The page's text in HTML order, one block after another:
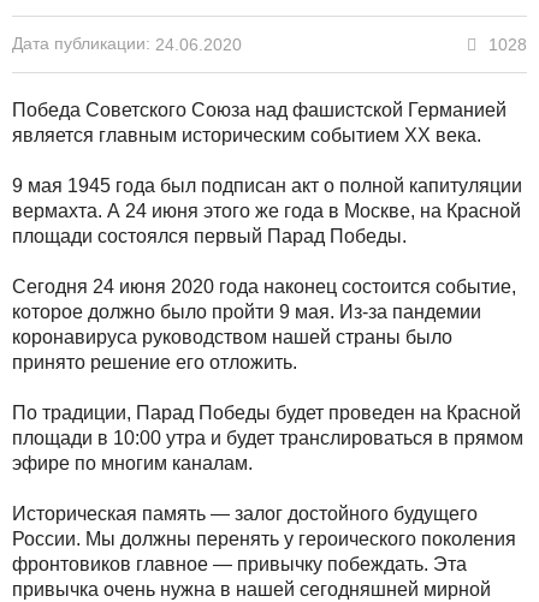
Дата публикации: 24.06.2020 1028
Победа Советского Союза над фашистской Германией
является главным историческим событием XX века.
9 мая 1945 года был подписан акт о полной капитуляции
вермахта. А 24 июня этого же года в Москве, на Красной
площади состоялся первый Парад Победы.
Сегодня 24 июня 2020 года наконец состоится событие,
которое должно было пройти 9 мая. Из-за пандемии
коронавируса руководством нашей страны было
принято решение его отложить.
По традиции, Парад Победы будет проведен на Красной
площади в 10:00 утра и будет транслироваться в прямом
эфире по многим каналам.
Историческая память — залог достойного будущего
России. Мы должны перенять у героического поколения
фронтовиков главное — привычку побеждать. Эта
привычка очень нужна в нашей сегодняшней мирной